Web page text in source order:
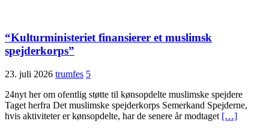
“Kulturministeriet finansierer et muslimsk
spejderkorps”
23. juli 2026 trumfes 5
24nyt her om ofentlig støtte til kønsopdelte muslimske spejdere
Taget herfra Det muslimske spejderkorps Semerkand Spejderne,
hvis aktiviteter er kønsopdelte, har de senere år modtaget […]